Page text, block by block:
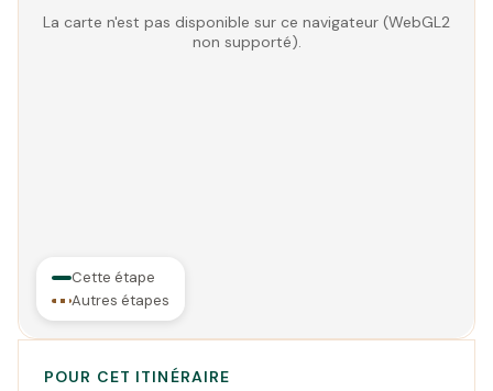
La carte n'est pas disponible sur ce navigateur (WebGL2
non supporté).
Cette étape
Autres étapes
POUR CET ITINÉRAIRE